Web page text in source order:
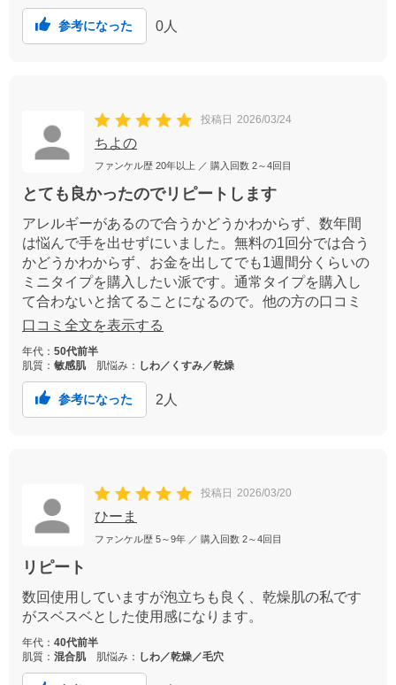
参考になった 0 人
投稿日 2026/03/24
ちよの
ファンケル歴 20年以上 ／ 購入回数 2～4回目
とても良かったのでリピートします
アレルギーがあるので合うかどうかわからず、数年間
は悩んで手を出せずにいました。無料の1回分では合う
かどうかわからず、お金を出してでも1週間分くらいの
ミニタイプを購入したい派です。通常タイプを購入し
て合わないと捨てることになるので。他の方の口コミ
にもありましたがミニタイプがあると旅行にもいいで
しやすいと思います。もっと早く購入したかったで
す。
口コミ全文を表示する
年代： 50代前半
肌質： 敏感肌 肌悩み： しわ／くすみ／乾燥
参考になった 2 人
投稿日 2026/03/20
ひーま
ファンケル歴 5～9年 ／ 購入回数 2～4回目
リピート
数回使用していますが泡立ちも良く、乾燥肌の私です
がスベスベとした使用感になります。
年代： 40代前半
肌質： 混合肌 肌悩み： しわ／乾燥／毛穴